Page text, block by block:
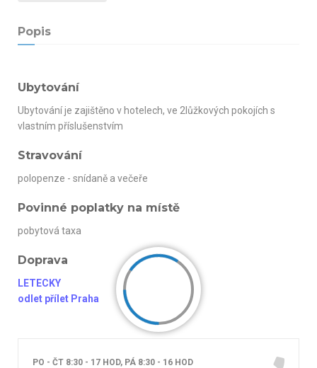
Popis
Ubytování
Ubytování je zajištěno v hotelech, ve 2lůžkových pokojích s
vlastním příslušenstvím
Stravování
polopenze - snídaně a večeře
Povinné poplatky na místě
pobytová taxa
Doprava
LETECKY
odlet přílet Praha
PO - ČT 8:30 - 17 HOD, PÁ 8:30 - 16 HOD